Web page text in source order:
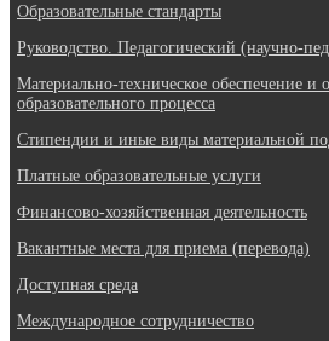
Образовательные стандарты
Руководство. Педагогический (научно-
Материально-техническое обеспечение и
образовательного процесса
Стипендии и иные виды материальной
Платные образовательные услуги
Финансово-хозяйственная деятельность
Вакантные места для приема (перевода)
Доступная среда
Международное сотрудничество